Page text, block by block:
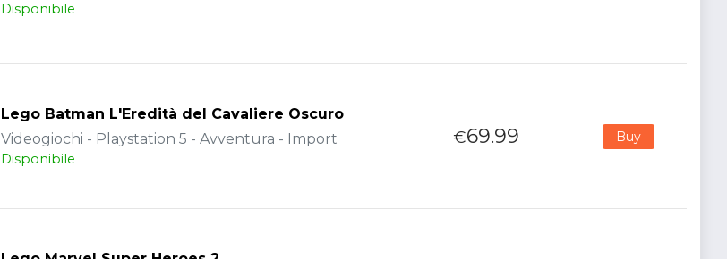
Disponibile
Lego Batman L'Eredità del Cavaliere Oscuro
Videogiochi - Playstation 5 - Avventura - Import
Disponibile
€69.99 Buy